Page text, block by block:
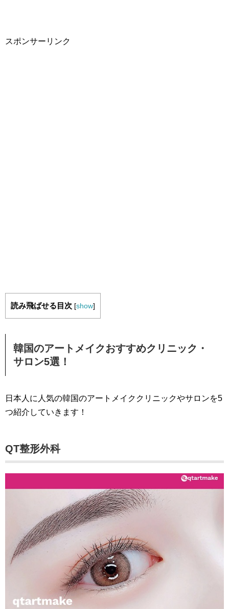
スポンサーリンク
読み飛ばせる目次 [show]
韓国のアートメイクおすすめクリニック・
サロン5選！
日本人に人気の韓国のアートメイククリニックやサロンを5
つ紹介していきます！
QT整形外科